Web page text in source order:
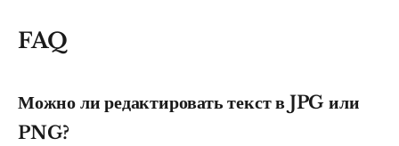
FAQ
Можно ли редактировать текст в JPG или
PNG?